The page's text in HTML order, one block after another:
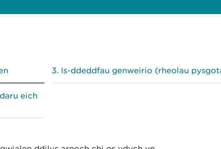
eich
Is-ddeddfau genweirio (rheolau